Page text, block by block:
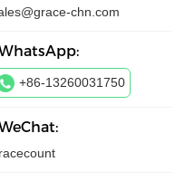
chn.com
+86-13260031750